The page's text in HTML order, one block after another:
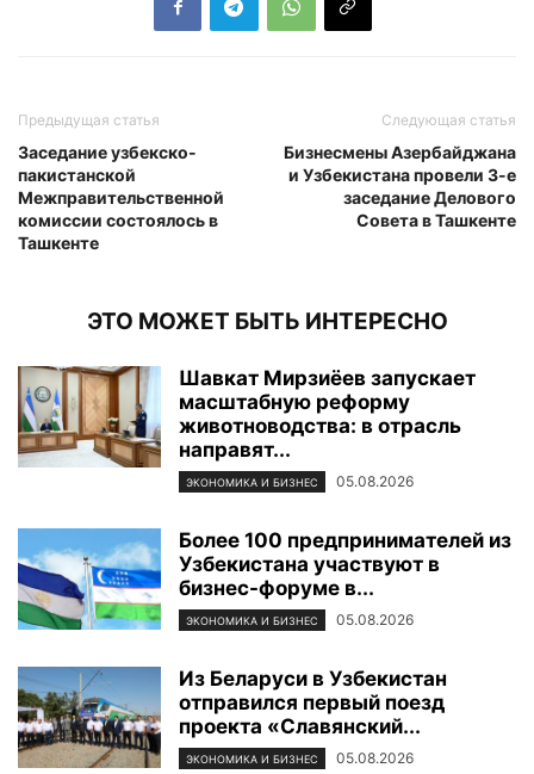
Предыдущая статья
Заседание узбекско-
пакистанской
Межправительственной
комиссии состоялось в
Ташкенте
Следующая статья
Бизнесмены Азербайджана
и Узбекистана провели 3-е
заседание Делового
Совета в Ташкенте
ЭТО МОЖЕТ БЫТЬ ИНТЕРЕСНО
Шавкат Мирзиёев запускает
масштабную реформу
животноводства: в отрасль
направят...
ЭКОНОМИКА И БИЗНЕС 05.08.2026
Более 100 предпринимателей из
Узбекистана участвуют в
бизнес-форуме в...
ЭКОНОМИКА И БИЗНЕС 05.08.2026
Из Беларуси в Узбекистан
отправился первый поезд
проекта «Славянский...
ЭКОНОМИКА И БИЗНЕС 05.08.2026